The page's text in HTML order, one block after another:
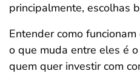
principalmente, escolhas
Entender como
o que muda entre eles é
quem quer investir com